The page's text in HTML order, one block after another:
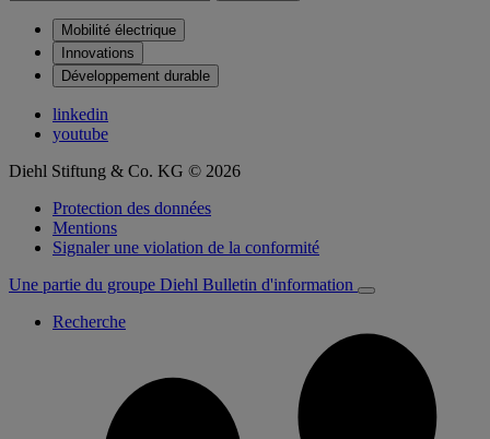
Mobilité électrique
Innovations
Développement durable
linkedin
youtube
Diehl Stiftung & Co. KG © 2026
Protection des données
Mentions
Signaler une violation de la conformité
Une partie du groupe Diehl Bulletin d'information
Recherche